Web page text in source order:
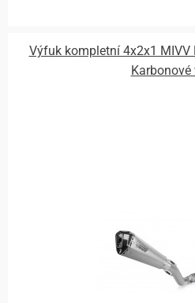
Výfuk kompletní 4x2x1 MIVV
Karbonové